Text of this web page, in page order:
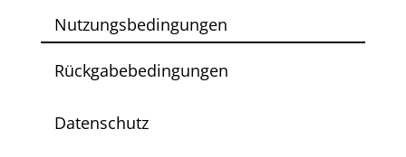
Nutzungsbedingungen
Rückgabebedingungen
Datenschutz